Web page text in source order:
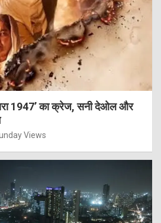
1947’ का क्रेज, सनी देओल और
Views